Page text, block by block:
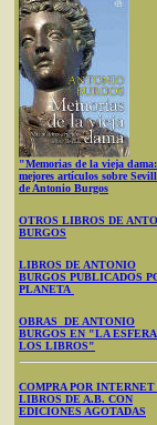
"Memorias de la vieja
mejores artículos sobre
de Antonio Burgos
OTROS LIBROS DE
BURGOS
LIBROS DE ANTONIO
BURGOS PUBLICADOS
PLANETA
OBRAS DE ANTONIO
BURGOS EN "LA ESFERA
LOS LIBROS"
COMPRA POR INTERNET
LIBROS DE A.B. CON
EDICIONES AGOTADAS